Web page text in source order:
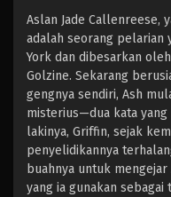
Aslan Jade Callenreese,
adalah seorang pelarian
York dan dibesarkan
Golzine. Sekarang
gengnya sendiri, Ash
misterius—dua kata
lakinya, Griffin, sejak
penyelidikannya
buahnya untuk
yang ia gunakan